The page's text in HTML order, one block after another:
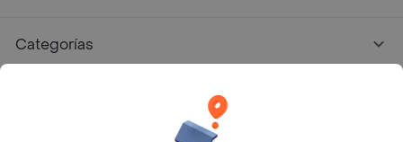
Categorías